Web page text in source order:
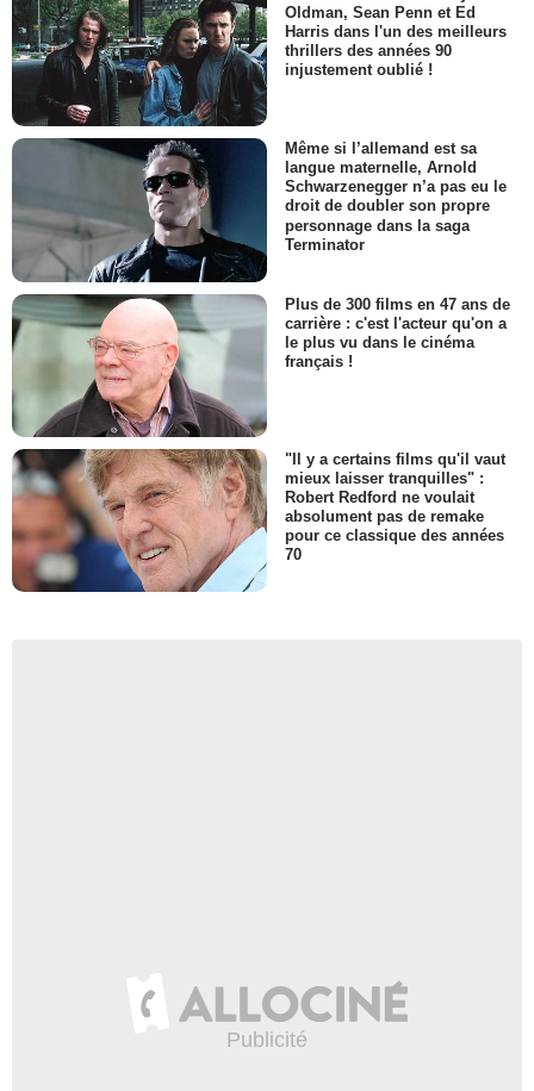
Oldman, Sean Penn et Ed
Harris dans l'un des meilleurs
thrillers des années 90
injustement oublié !
Même si l’allemand est sa
langue maternelle, Arnold
Schwarzenegger n’a pas eu le
droit de doubler son propre
personnage dans la saga
Terminator
Plus de 300 films en 47 ans de
carrière : c'est l'acteur qu'on a
le plus vu dans le cinéma
français !
"Il y a certains films qu'il vaut
mieux laisser tranquilles" :
Robert Redford ne voulait
absolument pas de remake
pour ce classique des années
70